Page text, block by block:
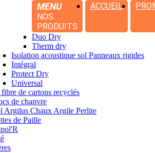
MENU
NOS
PRODUITS
ACCUEIL
Duo Dry
Therm dry
Isolation acoustique sol Panneaux rigides
Intégral
Protect Dry
Universal
de cartons recyclés
de chanvre
Argilus Chaux Argile Perlite
de Paille